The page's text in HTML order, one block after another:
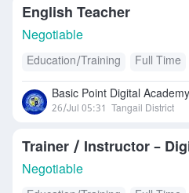
English Teacher
Negotiable
Education/Training Full Time
Basic Point Digital Academy
26/Jul 05:31 Tangail District
Trainer / Instructor –
Negotiable